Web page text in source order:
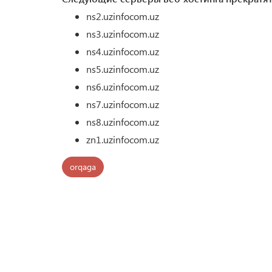
ns2.uzinfocom.uz
ns3.uzinfocom.uz
ns4.uzinfocom.uz
ns5.uzinfocom.uz
ns6.uzinfocom.uz
ns7.uzinfocom.uz
ns8.uzinfocom.uz
zn1.uzinfocom.uz
orqaga